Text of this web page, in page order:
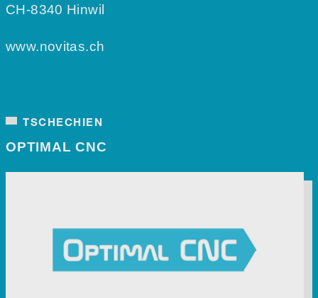
CH-8340 Hinwil
www.novitas.ch
TSCHECHIEN
OPTIMAL CNC